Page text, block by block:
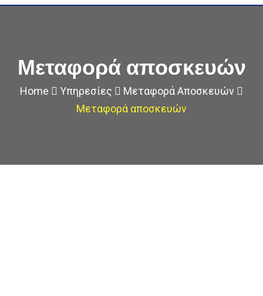
Μεταφορά αποσκευών
Home Υπηρεσίες
Μεταφορά Αποσκευών
Μεταφορά αποσκευών